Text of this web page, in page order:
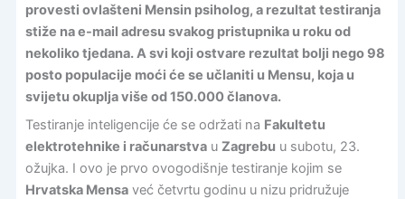
provesti ovlašteni Mensin psiholog, a rezultat testiranja
stiže na e-mail adresu svakog pristupnika u roku od
nekoliko tjedana. A svi koji ostvare rezultat bolji nego 98
posto populacije moći će se učlaniti u Mensu, koja u
svijetu okuplja više od 150.000 članova.
Testiranje inteligencije će se održati na Fakultetu
elektrotehnike i računarstvau Zagrebu u subotu, 23.
ožujka. I ovo je prvo ovogodišnje testiranje kojim se
Hrvatska Mensaveć četvrtu godinu u nizu pridružuje